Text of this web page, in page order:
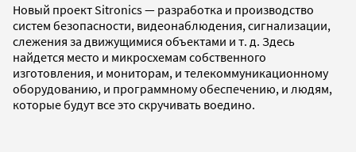
Новый проект Sitronics — разработка и производство
систем безопасности, видеонаблюдения, сигнализации,
слежения за движущимися объектами и т. д. Здесь
найдется место и микросхемам собственного
изготовления, и мониторам, и телекоммуникационному
оборудованию, и программному обеспечению, и людям,
которые будут все это скручивать воедино.